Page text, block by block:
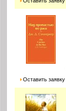
Оставить заявку